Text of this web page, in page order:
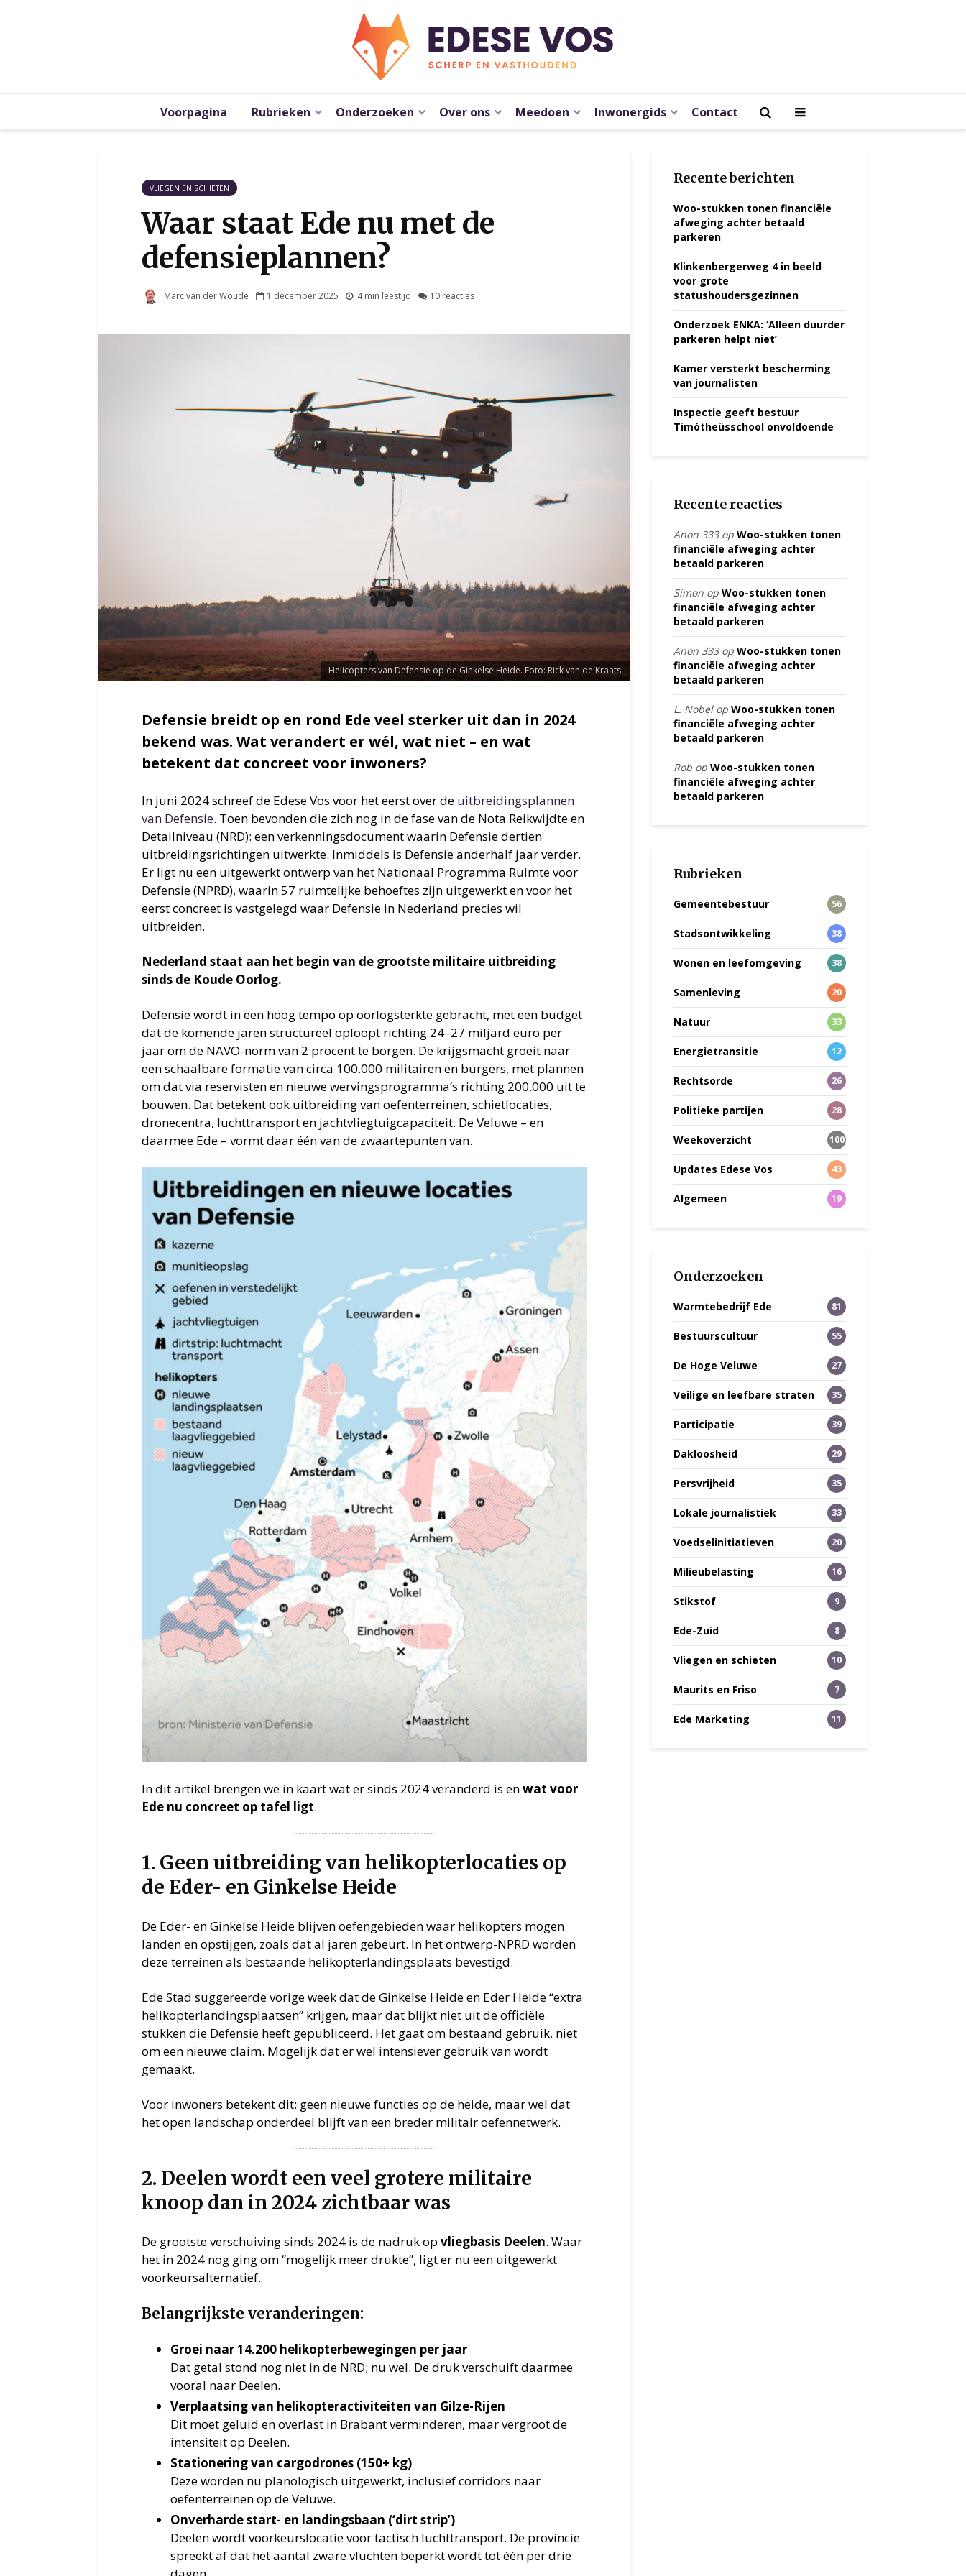
Voorpagina Rubrieken Onderzoeken Over ons Meedoen Inwonergids Contact
VLIEGEN EN SCHIETEN
Waar staat Ede nu met de
defensieplannen?
Marc van der Woude 1 december 2025 4 min leestijd 10 reacties
Helicopters van Defensie op de Ginkelse Heide. Foto: Rick van de Kraats.
Defensie breidt op en rond Ede veel sterker uit dan in 2024
bekend was. Wat verandert er wél, wat niet – en wat
betekent dat concreet voor inwoners?
In juni 2024 schreef de Edese Vos voor het eerst over de uitbreidingsplannen
van Defensie. Toen bevonden die zich nog in de fase van de Nota Reikwijdte en
Detailniveau (NRD): een verkenningsdocument waarin Defensie dertien
uitbreidingsrichtingen uitwerkte. Inmiddels is Defensie anderhalf jaar verder.
Er ligt nu een uitgewerkt ontwerp van het Nationaal Programma Ruimte voor
Defensie (NPRD), waarin 57 ruimtelijke behoeftes zijn uitgewerkt en voor het
eerst concreet is vastgelegd waar Defensie in Nederland precies wil
uitbreiden.
Nederland staat aan het begin van de grootste militaire uitbreiding
sinds de Koude Oorlog.
Defensie wordt in een hoog tempo op oorlogsterkte gebracht, met een budget
dat de komende jaren structureel oploopt richting 24–27 miljard euro per
jaar om de NAVO-norm van 2 procent te borgen. De krijgsmacht groeit naar
een schaalbare formatie van circa 100.000 militairen en burgers, met plannen
om dat via reservisten en nieuwe wervingsprogramma’s richting 200.000 uit te
bouwen. Dat betekent ook uitbreiding van oefenterreinen, schietlocaties,
dronecentra, luchttransport en jachtvliegtuigcapaciteit. De Veluwe – en
daarmee Ede – vormt daar één van de zwaartepunten van.
In dit artikel brengen we in kaart wat er sinds 2024 veranderd is enwat voor
Ede nu concreet op tafel ligt.
1. Geen uitbreiding van helikopterlocaties op
de Eder- en Ginkelse Heide
De Eder- en Ginkelse Heide blijven oefengebieden waar helikopters mogen
landen en opstijgen, zoals dat al jaren gebeurt. In het ontwerp-NPRD worden
deze terreinen als bestaande helikopterlandingsplaats bevestigd.
Ede Stad suggereerde vorige week dat de Ginkelse Heide en Eder Heide “extra
helikopterlandingsplaatsen” krijgen, maar dat blijkt niet uit de officiële
stukken die Defensie heeft gepubliceerd. Het gaat om bestaand gebruik, niet
om een nieuwe claim. Mogelijk dat er wel intensiever gebruik van wordt
gemaakt.
Voor inwoners betekent dit: geen nieuwe functies op de heide, maar wel dat
het open landschap onderdeel blijft van een breder militair oefennetwerk.
2. Deelen wordt een veel grotere militaire
knoop dan in 2024 zichtbaar was
De grootste verschuiving sinds 2024 is de nadruk op vliegbasis Deelen. Waar
het in 2024 nog ging om “mogelijk meer drukte”, ligt er nu een uitgewerkt
voorkeursalternatief.
Belangrijkste veranderingen:
Groei naar 14.200 helikopterbewegingen per jaar
Dat getal stond nog niet in de NRD; nu wel. De druk verschuift daarmee
vooral naar Deelen.
Verplaatsing van helikopteractiviteiten van Gilze-Rijen
Dit moet geluid en overlast in Brabant verminderen, maar vergroot de
intensiteit op Deelen.
Stationering van cargodrones (150+ kg)
Deze worden nu planologisch uitgewerkt, inclusief corridors naar
oefenterreinen op de Veluwe.
Onverharde start- en landingsbaan (‘dirt strip’)
Deelen wordt voorkeurslocatie voor tactisch luchttransport. De provincie
spreekt af dat het aantal zware vluchten beperkt wordt tot één per drie
Recente berichten
Woo-stukken tonen financiële
afweging achter betaald
parkeren
Klinkenbergerweg 4 in beeld
voor grote
statushoudersgezinnen
Onderzoek ENKA: ‘Alleen duurder
parkeren helpt niet’
Kamer versterkt bescherming
van journalisten
Inspectie geeft bestuur
Timótheüsschool onvoldoende
Recente reacties
Anon 333op Woo-stukken tonen
financiële afweging achter
betaald parkeren
Simon op Woo-stukken tonen
financiële afweging achter
betaald parkeren
Anon 333op Woo-stukken tonen
financiële afweging achter
betaald parkeren
L. Nobelop Woo-stukken tonen
financiële afweging achter
betaald parkeren
Rob op Woo-stukken tonen
financiële afweging achter
betaald parkeren
Rubrieken
Gemeentebestuur 56
Stadsontwikkeling 38
Wonen en leefomgeving 38
Samenleving 20
Natuur 33
Energietransitie 12
Rechtsorde 26
Politieke partijen 28
Weekoverzicht 100
Updates Edese Vos 43
Algemeen 19
Onderzoeken
Warmtebedrijf Ede 81
Bestuurscultuur 55
De Hoge Veluwe 27
Veilige en leefbare straten 35
Participatie 39
Dakloosheid 29
Persvrijheid 35
Lokale journalistiek 33
Voedselinitiatieven 20
Milieubelasting 16
Stikstof 9
Ede-Zuid 8
Vliegen en schieten 10
Maurits en Friso 7
Ede Marketing 11